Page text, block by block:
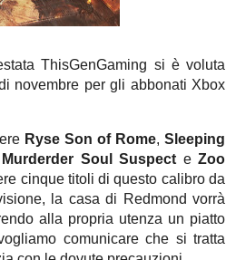
ThisGenGaming si è voluta
novembre per gli abbonati Xbox
Ryse Son of Rome,Sleeping
Murderder Soul Suspect eZoo
cinque titoli di questo calibro da
la casa di Redmond vorrà
alla propria utenza un piatto
comunicare che si tratta